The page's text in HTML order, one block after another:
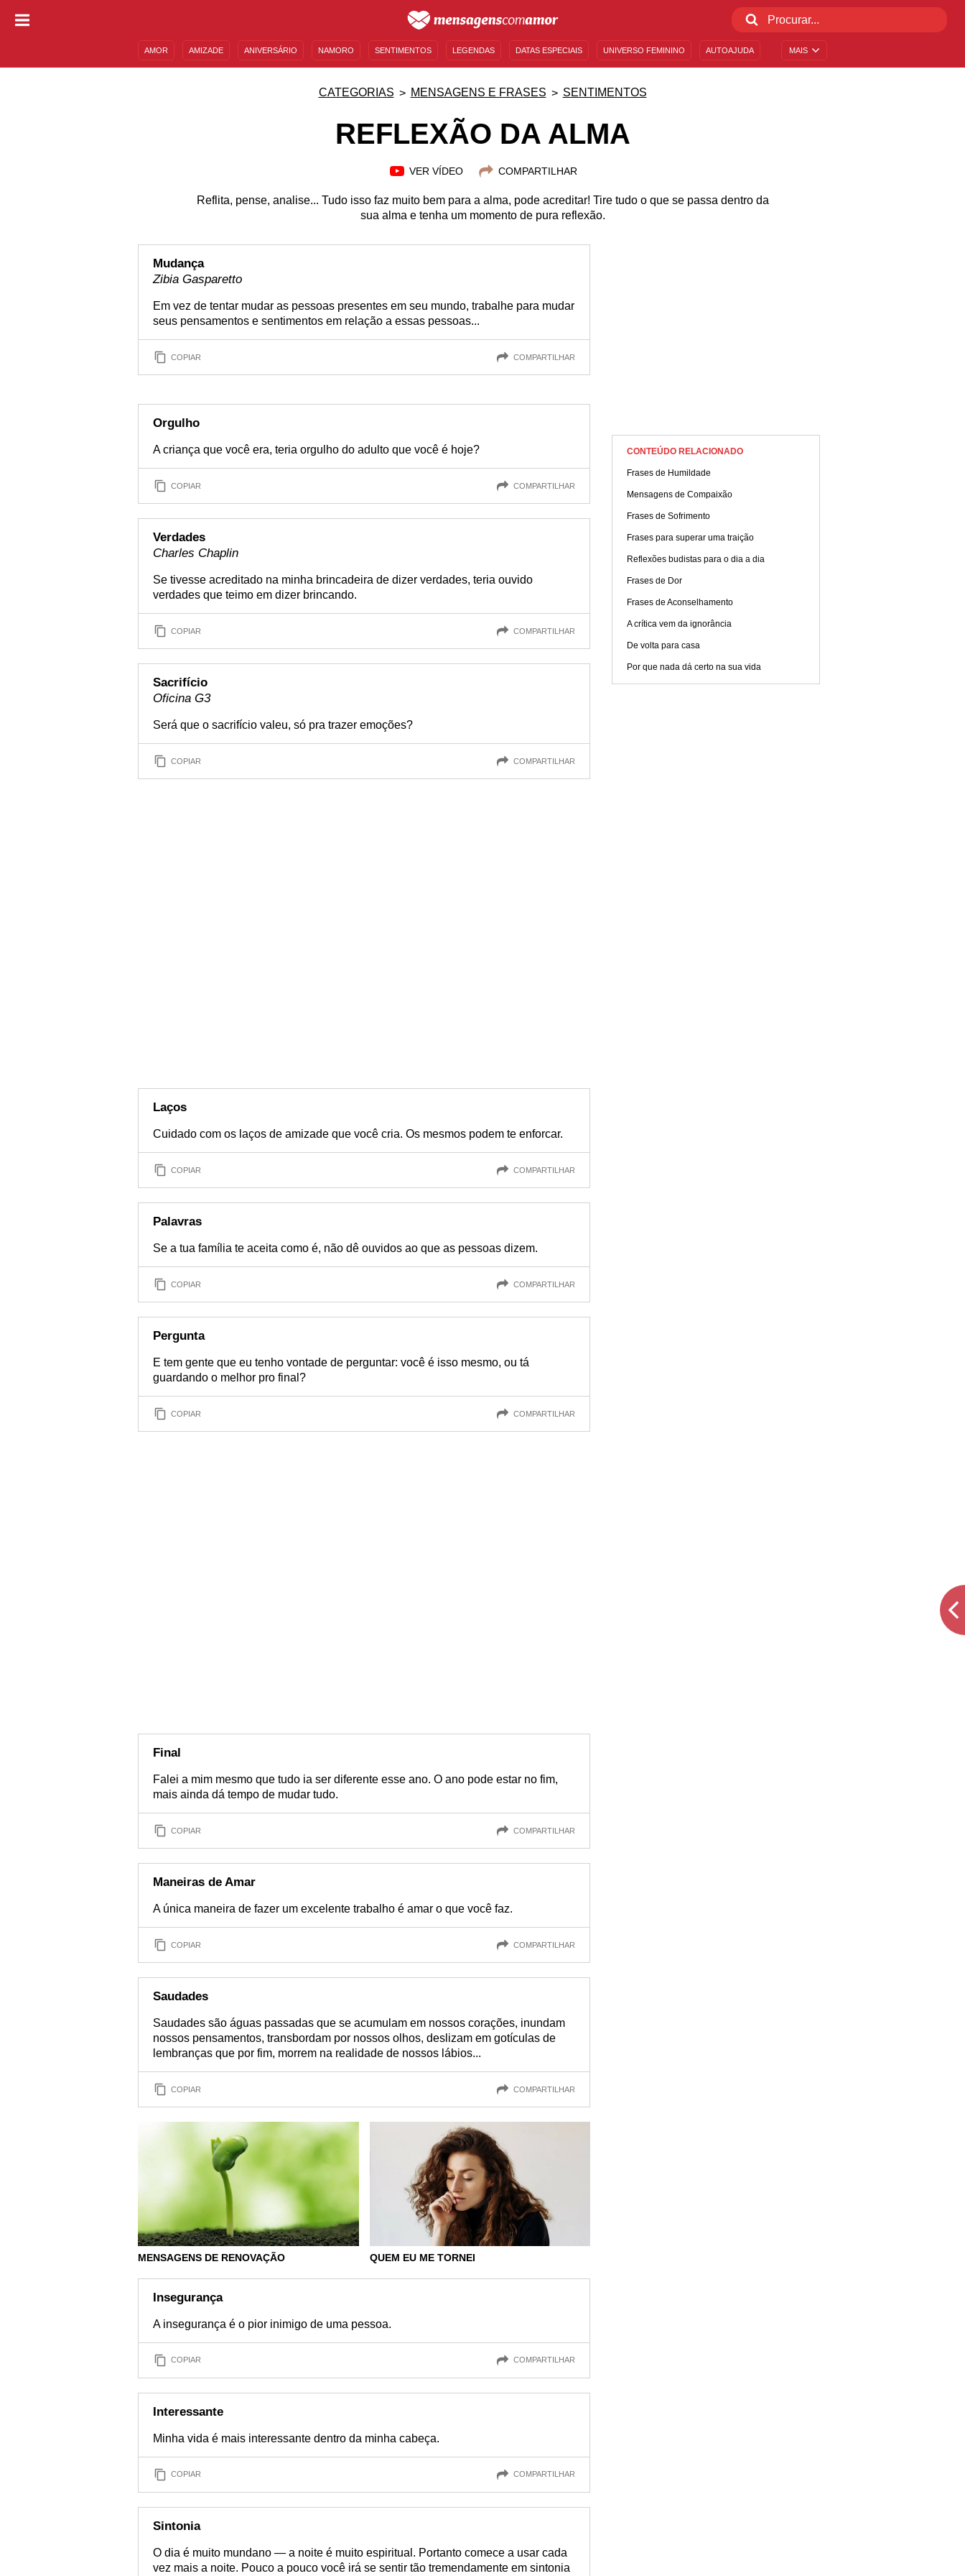
MAIS
AMOR AMIZADE ANIVERSÁRIO NAMORO SENTIMENTOS LEGENDAS DATAS ESPECIAIS UNIVERSO FEMININO AUTOAJUDA
CATEGORIAS MENSAGENS E FRASES SENTIMENTOS
REFLEXÃO DA ALMA
VER VÍDEO COMPARTILHAR
Reflita, pense, analise... Tudo isso faz muito bem para a alma, pode acreditar! Tire tudo o que se passa dentro da
sua alma e tenha um momento de pura reflexão.
Mudança
Zibia Gasparetto
Em vez de tentar mudar as pessoas presentes em seu mundo, trabalhe para mudar
seus pensamentos e sentimentos em relação a essas pessoas...
COPIAR COMPARTILHAR
Orgulho
A criança que você era, teria orgulho do adulto que você é hoje?
COPIAR COMPARTILHAR
Verdades
Charles Chaplin
Se tivesse acreditado na minha brincadeira de dizer verdades, teria ouvido
verdades que teimo em dizer brincando.
COPIAR COMPARTILHAR
Sacrifício
Oficina G3
Será que o sacrifício valeu, só pra trazer emoções?
COPIAR COMPARTILHAR
Laços
Cuidado com os laços de amizade que você cria. Os mesmos podem te enforcar.
COPIAR COMPARTILHAR
Palavras
Se a tua família te aceita como é, não dê ouvidos ao que as pessoas dizem.
COPIAR COMPARTILHAR
Pergunta
E tem gente que eu tenho vontade de perguntar: você é isso mesmo, ou tá
guardando o melhor pro final?
COPIAR COMPARTILHAR
Final
Falei a mim mesmo que tudo ia ser diferente esse ano. O ano pode estar no fim,
mais ainda dá tempo de mudar tudo.
COPIAR COMPARTILHAR
Maneiras de Amar
A única maneira de fazer um excelente trabalho é amar o que você faz.
COPIAR COMPARTILHAR
Saudades
Saudades são águas passadas que se acumulam em nossos corações, inundam
nossos pensamentos, transbordam por nossos olhos, deslizam em gotículas de
lembranças que por fim, morrem na realidade de nossos lábios...
COPIAR COMPARTILHAR
MENSAGENS DE RENOVAÇÃO QUEM EU ME TORNEI
Insegurança
A insegurança é o pior inimigo de uma pessoa.
COPIAR COMPARTILHAR
Interessante
Minha vida é mais interessante dentro da minha cabeça.
COPIAR COMPARTILHAR
Sintonia
O dia é muito mundano — a noite é muito espiritual. Portanto comece a usar cada
vez mais a noite. Pouco a pouco você irá se sentir tão tremendamente em sintonia
CONTEÚDO RELACIONADO
Frases de Humildade
Mensagens de Compaixão
Frases de Sofrimento
Frases para superar uma traição
Reflexões budistas para o dia a dia
Frases de Dor
Frases de Aconselhamento
A crítica vem da ignorância
De volta para casa
Por que nada dá certo na sua vida